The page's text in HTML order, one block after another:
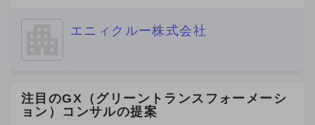
『Metoree』 https://metoree.com/ ★導入事例は
集の背景】 製造業界でもデジタルシフトが加速
流になりつつあります。 この変化を捉え、
「Metoree」への掲載を通じたリード獲得を支援
り、現在数万人の外国人労働者が登録しており、
なる拡大や将来的なIPOを見据え、将来的な経営
チームへの参画を視野に入れながら、急成長スタ
エニィクルー株式会社
注目のGX（グリーントランスフォーメーシ
ョン）コンサルの提案